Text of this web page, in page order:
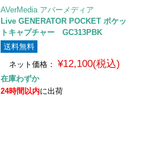
AVerMedia アバーメディア
Live GENERATOR POCKET ポケッ
トキャプチャー GC313PBK
送料無料
ネット価格：
¥12,100(税込)
在庫わずか
24時間以内に出荷